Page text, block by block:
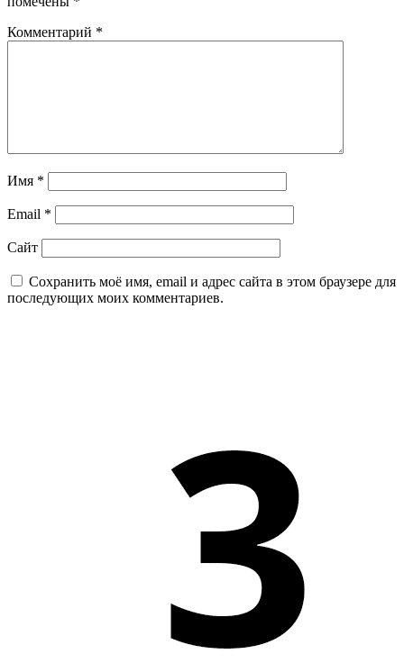
Комментарий *
Имя *
Email *
Сайт
Сохранить моё имя, email и адрес сайта в этом браузере для
последующих моих комментариев.